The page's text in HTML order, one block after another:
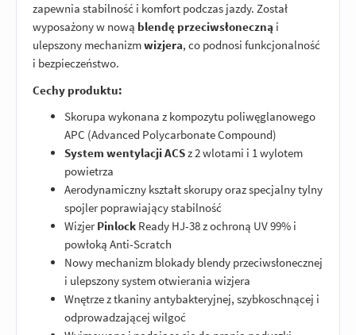
zapewnia stabilność i komfort podczas jazdy. Został
wyposażony w nową blendę przeciwsłoneczną i
ulepszony mechanizmwizjera, co podnosi funkcjonalność
i bezpieczeństwo.
Cechy produktu:
Skorupa wykonana z kompozytu poliwęglanowego
APC (Advanced Polycarbonate Compound)
System wentylacji ACSz 2 wlotami i 1 wylotem
powietrza
Aerodynamiczny kształt skorupy oraz specjalny tylny
spojler poprawiający stabilność
WizjerPinlock Ready HJ-38 z ochroną UV 99% i
powłoką Anti-Scratch
Nowy mechanizm blokady blendy przeciwsłonecznej
i ulepszony system otwierania wizjera
Wnętrze z tkaniny antybakteryjnej, szybkoschnącej i
odprowadzającej wilgoć